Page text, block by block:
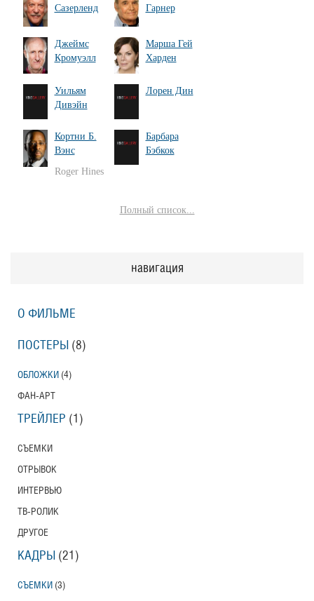
Сазерленд
Гарнер
Джеймс
Кромуэлл
Марша Гей
Харден
Уильям
Дивэйн
Лорен Дин
Кортни Б.
Вэнс
Roger Hines
Барбара
Бэбкок
Полный список...
навигация
О ФИЛЬМЕ
ПОСТЕРЫ (8)
ОБЛОЖКИ (4)
ФАН-АРТ
ТРЕЙЛЕР (1)
СЪЕМКИ
ОТРЫВОК
ИНТЕРВЬЮ
ТВ-РОЛИК
ДРУГОЕ
КАДРЫ (21)
СЪЕМКИ (3)